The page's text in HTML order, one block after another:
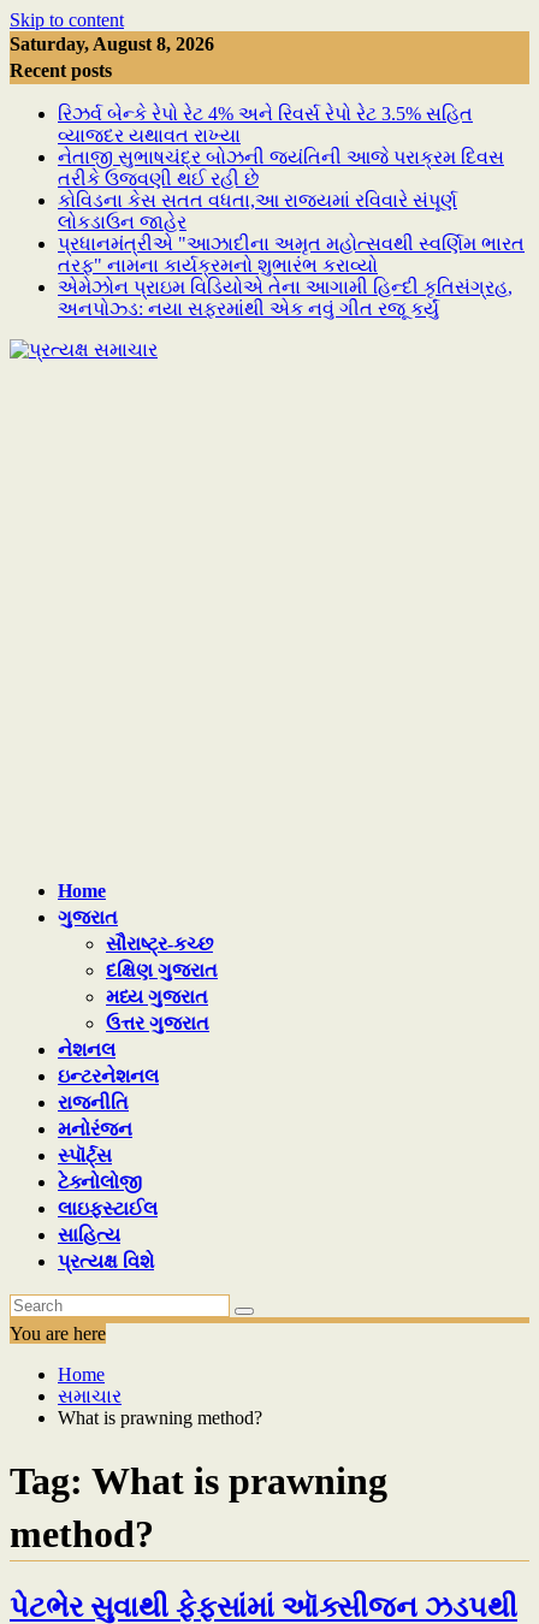
Skip to content
Saturday, August 8, 2026
Recent posts
રિઝર્વ બેન્કે રેપો રેટ 4% અને રિવર્સ રેપો રેટ 3.5% સહિત
વ્યાજદર યથાવત રાખ્યા
નેતાજી સુભાષચંદ્ર બોઝની જયંતિની આજે પરાક્રમ દિવસ
તરીકે ઉજવણી થઈ રહી છે
કોવિડના કેસ સતત વધતા,આ રાજ્યમાં રવિવારે સંપૂર્ણ
લોકડાઉન જાહેર
પ્રધાનમંત્રીએ "આઝાદીના અમૃત મહોત્સવથી સ્વર્ણિમ ભારત
તરફ" નામના કાર્યક્રમનો શુભારંભ કરાવ્યો
એમેઝોન પ્રાઇમ વિડિયોએ તેના આગામી હિન્દી કૃતિસંગ્રહ,
અનપોઝ્ડ: નયા સફરમાંથી એક નવું ગીત રજૂ કર્યું
Home
ગુજરાત
સૌરાષ્ટ્ર-કચ્છ
દક્ષિણ ગુજરાત
મધ્ય ગુજરાત
ઉત્તર ગુજરાત
નેશનલ
ઇન્ટરનેશનલ
રાજનીતિ
મનોરંજન
સ્પૉર્ટ્સ
ટેક્નોલોજી
લાઇફસ્ટાઈલ
સાહિત્ય
પ્રત્યક્ષ વિશે
You are here
Home
સમાચાર
What is prawning method?
Tag: What is prawning
method?
પેટભેર સુવાથી ફેફસાંમાં ઑક્સીજન ઝડપથી